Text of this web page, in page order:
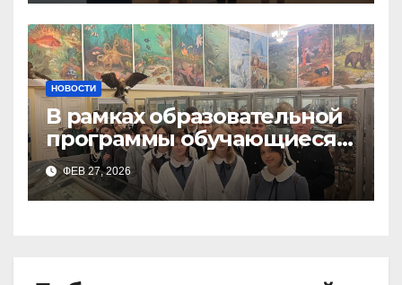
НОВОСТИ
В рамках образовательной
программы обучающиеся
9а,8,9б классов посетили
зоологический музей и
ФЕВ 27, 2026